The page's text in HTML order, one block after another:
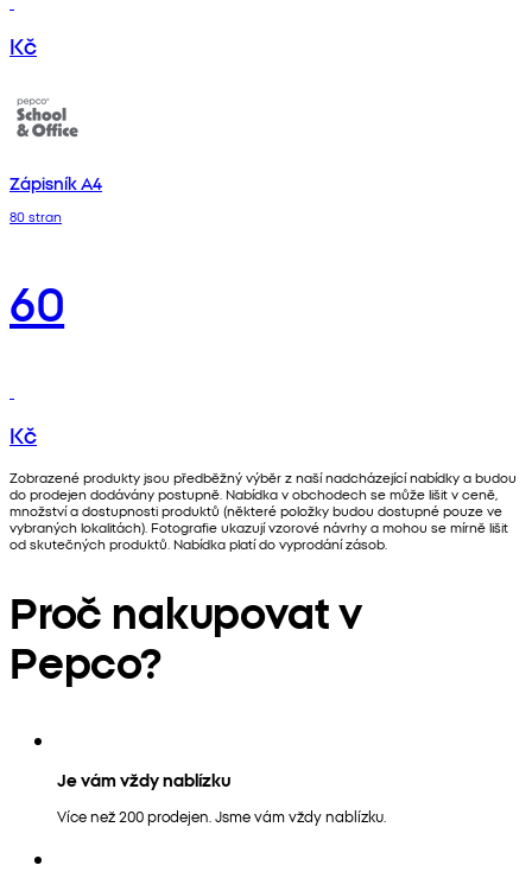
Kč
Zápisník A4
80 stran
60
Kč
Zobrazené produkty jsou předběžný výběr z naší nadcházející nabídky a budou
do prodejen dodávány postupně. Nabídka v obchodech se může lišit v ceně,
množství a dostupnosti produktů (některé položky budou dostupné pouze ve
vybraných lokalitách). Fotografie ukazují vzorové návrhy a mohou se mírně lišit
od skutečných produktů. Nabídka platí do vyprodání zásob.
Proč nakupovat v
Pepco?
Je vám vždy nablízku
Více než 200 prodejen. Jsme vám vždy nablízku.